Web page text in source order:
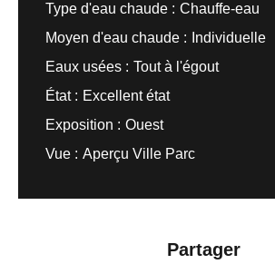
Type d'eau chaude
Chauffe-eau
Moyen d'eau chaude
Individuelle
Eaux usées
Tout à l'égout
État
Excellent état
Exposition
Ouest
Vue
Aperçu Ville Parc
Partager